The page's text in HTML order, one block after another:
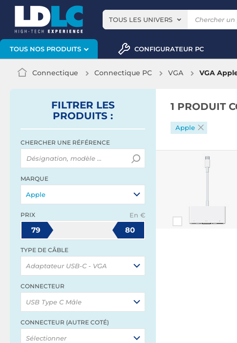
TOUS LES UNIVERS
TOUS NOS PRODUITS CONFIGURATEUR PC
Connectique Connectique PC VGA VGA
FILTRER LES
PRODUITS :
CHERCHER UNE RÉFÉRENCE
MARQUE
Apple
PRIX En €
79 80
TYPE DE CÂBLE
Adaptateur USB-C - VGA
CONNECTEUR
USB Type C Mâle
CONNECTEUR (AUTRE COTÉ)
Sélectionner
1 PRODUIT
Apple